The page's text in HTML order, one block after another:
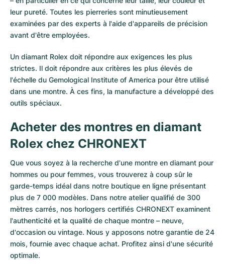
leur pureté. Toutes les pierreries sont minutieusement
examinées par des experts à l'aide d'appareils de précision
avant d'être employées.
Un diamant Rolex doit répondre aux exigences les plus
strictes. Il doit répondre aux critères les plus élevés de
l'échelle du Gemological Institute of America pour être utilisé
dans une montre. À ces fins, la manufacture a développé des
outils spéciaux.
Acheter des montres en diamant
Rolex chez CHRONEXT
Que vous soyez à la recherche d'une montre en diamant pour
hommes ou pour femmes, vous trouverez à coup sûr le
garde-temps idéal dans notre boutique en ligne présentant
plus de 7 000 modèles. Dans notre atelier qualifié de 300
mètres carrés, nos horlogers certifiés CHRONEXT examinent
l'authenticité et la qualité de chaque montre – neuve,
d'occasion ou vintage. Nous y apposons notre garantie de 24
mois, fournie avec chaque achat. Profitez ainsi d'une sécurité
optimale.